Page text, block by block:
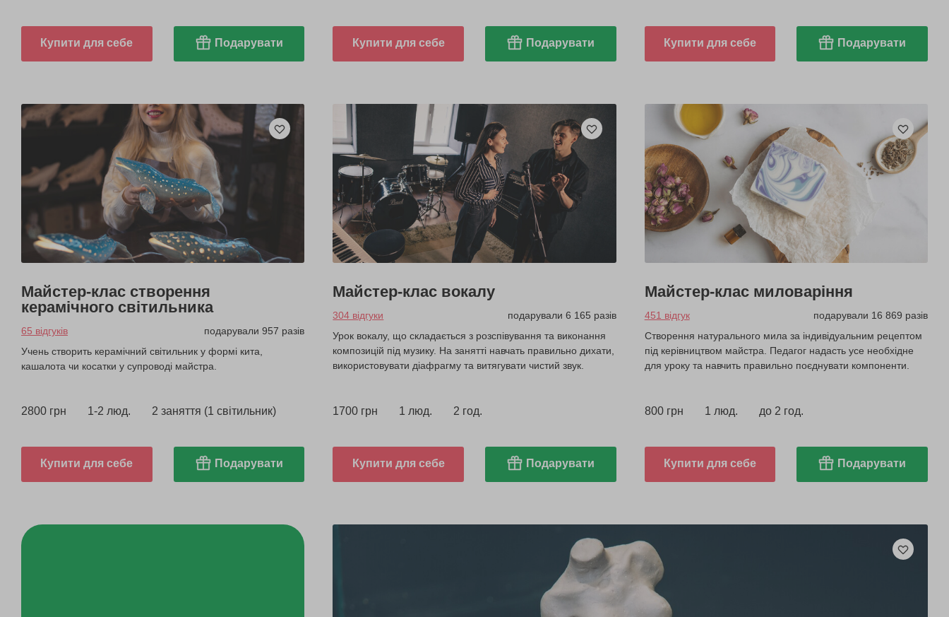
Купити для себе Подарувати Купити для себе Подарувати Купити для себе Подарувати
Майстер-клас створення
керамічного світильника
65 відгуків
подарували 957 разів
Учень створить керамічний світильник у формі кита,
кашалота чи косатки у супроводі майстра.
2800 грн 1-2 люд. 2 заняття (1 світильник)
Купити для себе Подарувати
Майстер-клас вокалу
304 відгуки
подарували 6 165 разів
Урок вокалу, що складається з розспівування та виконання
композицій під музику. На занятті навчать правильно дихати,
використовувати діафрагму та витягувати чистий звук.
1700 грн 1 люд. 2 год.
Купити для себе Подарувати
Майстер-клас миловаріння
451 відгук
подарували 16 869 разів
Створення натурального мила за індивідуальним рецептом
під керівництвом майстра. Педагог надасть усе необхідне
для уроку та навчить правильно поєднувати компоненти.
800 грн 1 люд. до 2 год.
Купити для себе Подарувати